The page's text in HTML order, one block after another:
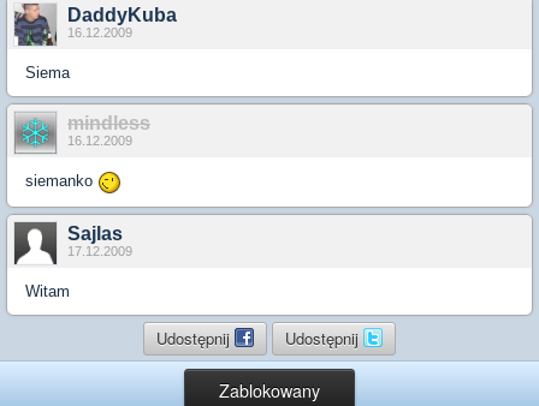
DaddyKuba
16.12.2009
Siema
mindless
16.12.2009
siemanko
Sajlas
17.12.2009
Witam
Udostępnij Udostępnij
Zablokowany